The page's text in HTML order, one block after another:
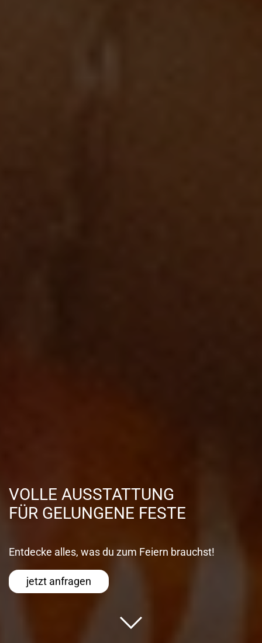
VOLLE AUSSTATTUNG
FÜR GELUNGENE FESTE
Entdecke alles, was du zum Feiern brauchst!
jetzt anfragen